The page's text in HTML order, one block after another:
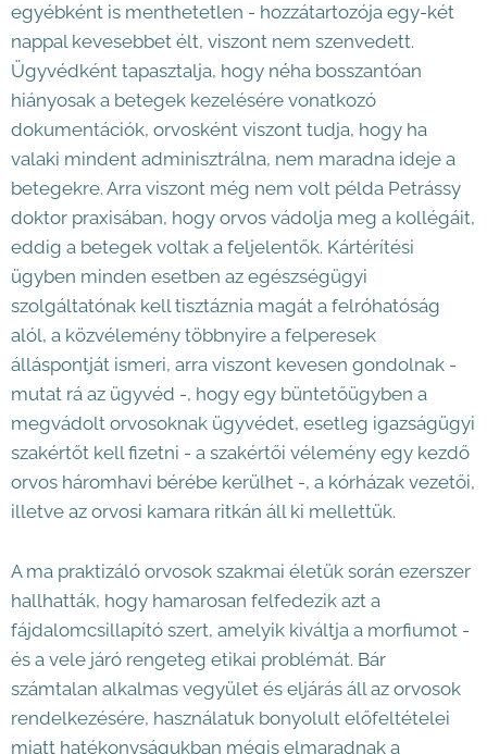
egyébként is menthetetlen - hozzátartozója egy-két
nappal kevesebbet élt, viszont nem szenvedett.
Ügyvédként tapasztalja, hogy néha bosszantóan
hiányosak a betegek kezelésére vonatkozó
dokumentációk, orvosként viszont tudja, hogy ha
valaki mindent adminisztrálna, nem maradna ideje a
betegekre. Arra viszont még nem volt példa Petrássy
doktor praxisában, hogy orvos vádolja meg a kollégáit,
eddig a betegek voltak a feljelentők. Kártérítési
ügyben minden esetben az egészségügyi
szolgáltatónak kell tisztáznia magát a felróhatóság
alól, a közvélemény többnyire a felperesek
álláspontját ismeri, arra viszont kevesen gondolnak -
mutat rá az ügyvéd -, hogy egy büntetőügyben a
megvádolt orvosoknak ügyvédet, esetleg igazságügyi
szakértőt kell fizetni - a szakértői vélemény egy kezdő
orvos háromhavi bérébe kerülhet -, a kórházak vezetői,
illetve az orvosi kamara ritkán áll ki mellettük.
A ma praktizáló orvosok szakmai életük során ezerszer
hallhatták, hogy hamarosan felfedezik azt a
fájdalomcsillapító szert, amelyik kiváltja a morfiumot -
és a vele járó rengeteg etikai problémát. Bár
számtalan alkalmas vegyület és eljárás áll az orvosok
rendelkezésére, használatuk bonyolult előfeltételei
miatt hatékonyságukban mégis elmaradnak a